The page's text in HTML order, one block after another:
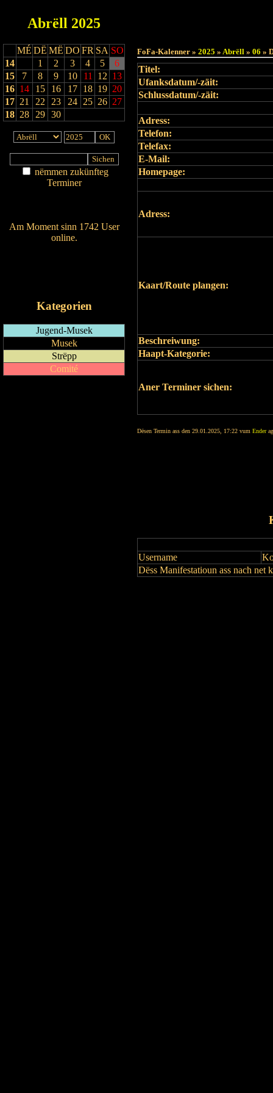
Abrëll 2025
MÉ DË MË DO FR SA SO
14
1 2 3 4 5
6
15
7 8 9 10 11 12 13
16 14 15 16 17 18 19 20
17 21 22 23 24 25 26 27
18 28 29 30
nëmmen zukünfteg
Terminer
Am Moment sinn 1742 User
online.
Kategorien
Jugend-Musek
Musek
Strëpp
Comité
FoFa-Kalenner » 2025 » Abrëll » 06 »
Titel:
Ufanksdatum/-zäit:
Schlussdatum/-zäit:
Adress:
Telefon:
Telefax:
E-Mail:
Homepage:
Adress:
Kaart/Route plangen:
Beschreiwung:
Haapt-Kategorie:
Aner Terminer sichen:
Dësen Termin ass den 29.01.2025, 17:22 vum Ender
Username
Dëss Manifestatioun ass nach net